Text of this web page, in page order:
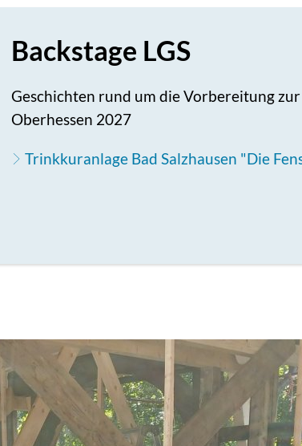
Backstage LGS
Geschichten rund um die Vorbereitung
Oberhessen 2027
Trinkkuranlage Bad Salzhausen "Die